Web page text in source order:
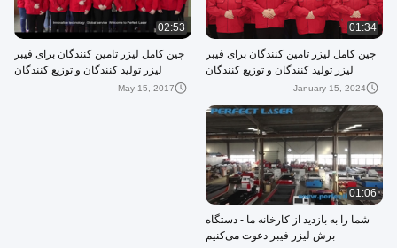
01:34
چین کامل لیزر تامین کنندگان برای فیبر
لیزر تولید کنندگان و توزیع کنندگان
January 15, 2024
02:53
چین کامل لیزر تامین کنندگان برای فیبر
لیزر تولید کنندگان و توزیع کنندگان
May 15, 2017
01:06
شما را به بازدید از کارخانه ما - دستگاه
برش لیزر فیبر دعوت می‌کنیم